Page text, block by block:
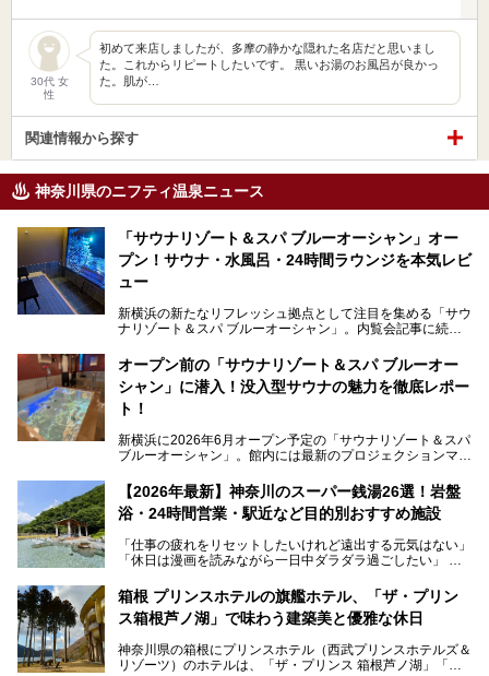
30代 女
性
初めて来店しましたが、多摩の静かな隠れた名店だと思いまし
た。これからリピートしたいです。 黒いお湯のお風呂が良かっ
た。肌が…
関連情報から探す
神奈川県のニフティ温泉ニュース
「サウナリゾート＆スパ ブルーオーシャン」オー
プン！サウナ・水風呂・24時間ラウンジを本気レビ
ュー
新横浜の新たなリフレッシュ拠点として注目を集める「サウ
ナリゾート＆スパ ブルーオーシャン」。内覧会記事に続
す。サウナや水風呂の気持ちよさはもちろん、リラックスス
ペースの過ごしやすさまで徹底チェック。新横浜エリアで日
常の疲れをリセットしたい人、ライブやスポーツ観戦遠征組
は必見です。
オープン前の「サウナリゾート＆スパ ブルーオー
シャン」に潜入！没入型サウナの魅力を徹底レポー
ト！
新横浜に2026年6月オープン予定の「サウナリゾート＆スパ
ブルーオーシャン」。館内には最新のプロジェクションマッ
的な“没入感（イマーシブ）”を体験できます。
今回は、そんな大注目の施設に一足先にお邪魔し、その全貌
を見学させていただきました！
サウナ室の中に咲き誇る桜、魚たちが泳ぐ水風呂、そしてバ
リのビーチを思わせる休憩スペース…。驚きの連続だった館
内の様子をレポートします！
【2026年最新】神奈川のスーパー銭湯26選！岩盤
浴・24時間営業・駅近など目的別おすすめ施設
「仕事の疲れをリセットしたいけれど遠出する元気はない」
「休日は漫画を読みながら一日中ダラダラ過ごしたい」
たい」
そんな「癒やされたい」という願いを叶えてくれるのが、神
神奈川県には、サウナや岩盤浴、一日中遊べるエンタメ施設
など、“非日常”を味わえるスーパー銭湯が数多く揃っていま
箱根 プリンスホテルの旗艦ホテル、「ザ・プリン
ス箱根芦ノ湖」で味わう建築美と優雅な休日
神奈川県の箱根にプリンスホテル（西武プリンスホテルズ＆
リゾーツ）のホテルは、「ザ・プリンス 箱根芦ノ湖」「芦